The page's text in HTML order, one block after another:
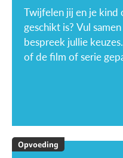
Twijfelen jij en je
geschikt is? Vul
bespreek jullie
of de film of serie
Opvoeding